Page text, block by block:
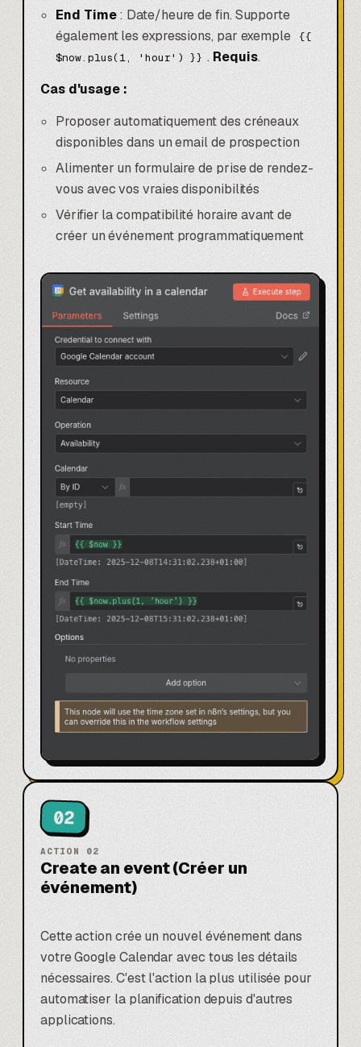
End Time: Date/heure de fin. Supporte
également les expressions, par exemple {{
$now.plus(1, 'hour') }} .Requis.
Cas d'usage :
Proposer automatiquement des créneaux
disponibles dans un email de prospection
Alimenter un formulaire de prise de rendez-
vous avec vos vraies disponibilités
Vérifier la compatibilité horaire avant de
créer un événement programmatiquement
02
ACTION 02
Create an event (Créer un
événement)
Cette action crée un nouvel événement dans
votre Google Calendar avec tous les détails
nécessaires. C'est l'action la plus utilisée pour
automatiser la planification depuis d'autres
applications.